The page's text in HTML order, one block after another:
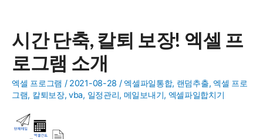
엑
셀
간
트
(XLGantt
for
시간 단축, 칼퇴 보장! 엑셀 프
로그램 소개
엑셀 프로그램 / 2021-08-28 / 엑셀파일통합, 랜덤추출, 엑셀 프로
그램, 칼퇴보장,vba, 일정관리, 메일보내기, 엑셀파일합치기